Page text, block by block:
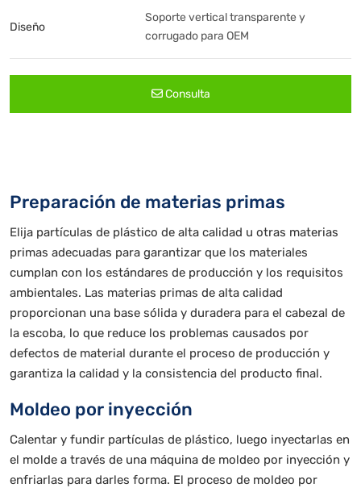
Diseño
Soporte vertical transparente y
corrugado para OEM
Consulta
Preparación de materias primas
Elija partículas de plástico de alta calidad u otras materias
primas adecuadas para garantizar que los materiales
cumplan con los estándares de producción y los requisitos
ambientales. Las materias primas de alta calidad
proporcionan una base sólida y duradera para el cabezal de
la escoba, lo que reduce los problemas causados por
defectos de material durante el proceso de producción y
garantiza la calidad y la consistencia del producto final.
Moldeo por inyección
Calentar y fundir partículas de plástico, luego inyectarlas en
el molde a través de una máquina de moldeo por inyección y
enfriarlas para darles forma. El proceso de moldeo por